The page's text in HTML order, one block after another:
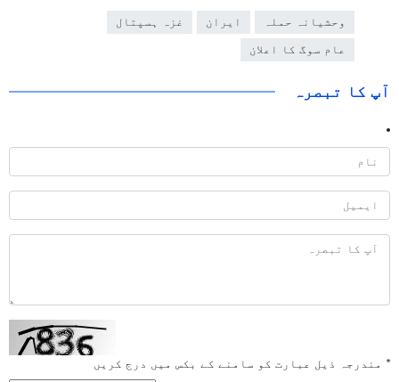
وحشیانہ حملہ ایران غزہ ہسپتال
عام سوگ کا اعلان
آپ کا تبصرہ
* مندرجہ ذیل عبارت کو سامنے کے بکس میں درج کریں